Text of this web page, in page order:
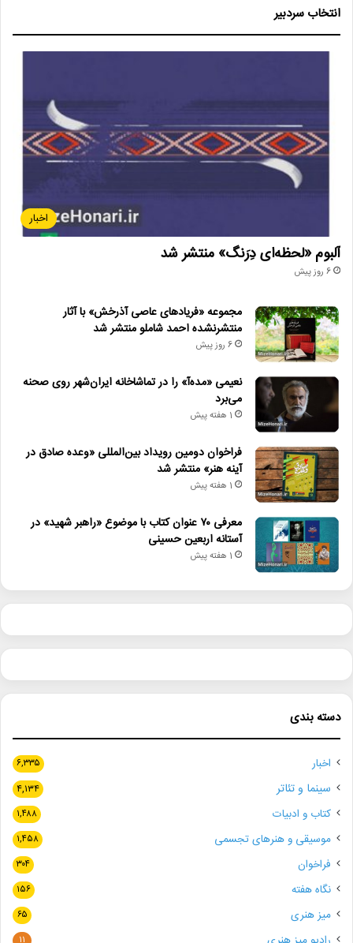
انتخاب سردبیر
اخبار
آلبوم «لحظه‌ای دِرَنگ» منتشر شد
6 روز پیش
مجموعه «فریادهای عاصی آذرخش» با آثار
منتشرنشده احمد شاملو منتشر شد
6 روز پیش
نعیمی «مده‌آ» را در تماشاخانه ایران‌شهر روی صحنه
می‌برد
1 هفته پیش
فراخوان دومین رویداد بین‌المللی «وعده صادق در
آینه هنر» منتشر شد
1 هفته پیش
معرفی ۷۰ عنوان کتاب با موضوع «راهبر شهید» در
آستانه اربعین حسینی
1 هفته پیش
دسته بندی
اخبار ۶,۳۳۵
سینما و تئاتر ۴,۱۳۴
کتاب و ادبیات ۱,۴۸۸
موسیقی و هنرهای تجسمی ۱,۴۵۸
فراخوان ۳۰۴
نگاه هفته ۱۵۶
میز هنری ۶۵